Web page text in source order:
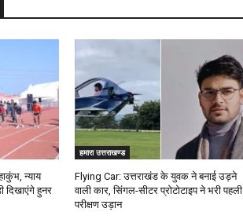
न्याय
दिखाएंगे हुनर
हमारा उत्तराखण्ड
Flying Car: उत्तराखंड के युवक ने बनाई उड़ने
वाली कार, सिंगल-सीटर प्रोटोटाइप ने भरी पहली
परीक्षण उड़ान